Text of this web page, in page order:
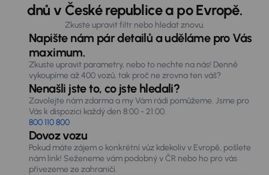
dnů v České republice a po Evropě.
Zkuste upravit filtr nebo hledat znovu.
Napište nám pár detailů a uděláme pro Vás
maximum.
Zkuste upravit parametry, nebo to nechte na nás! Denně
vykoupíme až 400 vozů, tak proč ne zrovna ten váš?
Nenašli jste to, co jste hledali?
Zavolejte nám zdarma a my Vám rádi pomůžeme. Jsme pro
Vás k dispozici každý den 8:00 - 21:00.
800 110 800
Dovoz vozu
Pokud máte zájem o konkrétní vůz kdekoliv v Evropě, pošlete
nám link! Seženeme vám podobný v ČR nebo ho pro vás
přivezeme ze zahraničí.